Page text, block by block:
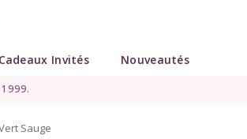
!
Cadeaux Invités Nouveautés
Sauge